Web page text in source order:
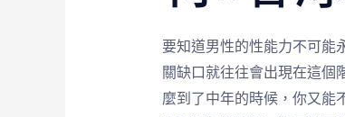
要知道男性的性能力不可能
關缺口就往往會出現在這個
麼到了中年的時候，你又能